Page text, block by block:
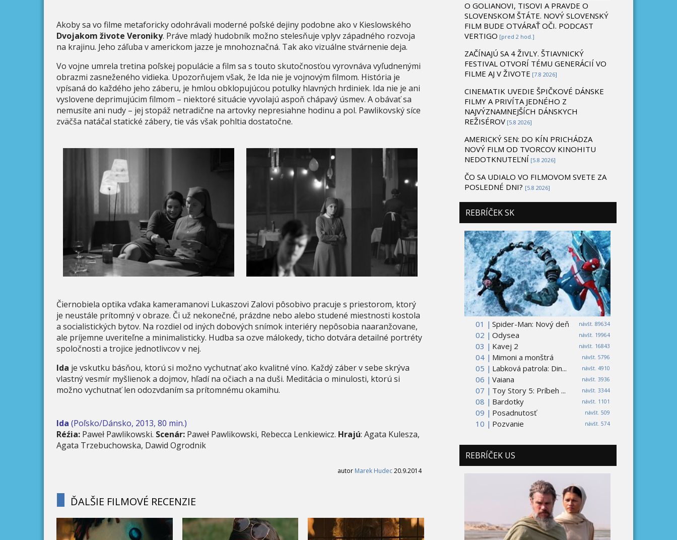
Akoby sa vo filme metaforicky odohrávali moderné poľské dejiny podobne ako v Kieslowského
Dvojakom živote Veroniky. Práve mladý hudobník možno stelesňuje vplyv západného rozvoja
na krajinu. Jeho záľuba v americkom jazze je mnohoznačná. Tak ako vizuálne stvárnenie deja.
Vo vojne umrela tretina poľskej populácie a film sa s touto skutočnosťou vyrovnáva vyľudnenými
obrazmi zasneženého vidieka. Upozorňujem však, že Ida nie je vojnovým filmom. História je
vpísaná do každého jeho záberu, je hmlou obklopujúcou potulky hlavných hrdiniek. Ida nie je ani
vyslovene deprimujúcim filmom – niektoré situácie vyvolajú aspoň chápavý úsmev. A obávať sa
nemusíte ani nudy – jej stopáž netradične na artovky nepresiahne hodinu a pol. Pawlikovský síce
zväčša natáčal statické zábery, tie vás však pohltia dostatočne.
Čiernobiela optika vďaka kameramanovi Lukaszovi Zalovi pôsobivo pracuje s priestorom, ktorý
je neustále prítomný v obraze. Či už nekonečné, prázdne nebo alebo studené miestnosti kostola
a socialistických bytov. Na rozdiel od iných dobových snímok interiéry nepôsobia naaranžovane,
ale príjemne uveriteľne a minimalisticky. Hudba sa ozve málokedy, ticho dotvára detailné portréty
spoločnosti a trojice jednotlivcov v nej.
Ida je vskutku básňou, ktorú si možno vychutnať ako kvalitné víno. Každý záber v sebe skrýva
vlastný vesmír myšlienok a dojmov, hľadí na očiach a na duši. Meditácia o minulosti, ktorú si
možno vychutnať len odozvdaním sa prítomnému okamihu.
Ida (Poľsko/Dánsko, 2013, 80 min.)
Réźia: Paweł Pawlikowski. Scenár: Paweł Pawlikowski, Rebecca Lenkiewicz. Hrajú: Agata Kulesza,
Agata Trzebuchowska, Dawid Ogrodnik
autor Marek Hudec20.9.2014
ĎALŠIE FILMOVÉ RECENZIE
O GOLIANOVI, TISOVI A PRAVDE O
SLOVENSKOM ŠTÁTE. NOVÝ SLOVENSKÝ
FILM BUDE OTVÁRAŤ OČI. PODCAST
VERTIGO [pred 2 hod.]
ZAČÍNAJÚ SA 4 ŽIVLY. ŠTIAVNICKÝ
FESTIVAL OTVORÍ TÉMU GENERÁCIÍ VO
FILME AJ V ŽIVOTE [7.8 2026]
CINEMATIK UVEDIE ŠPIČKOVÉ DÁNSKE
FILMY A PRIVÍTA JEDNÉHO Z
NAJVÝZNAMNEJŠÍCH DÁNSKYCH
REŽISÉROV [5.8 2026]
AMERICKÝ SEN: DO KÍN PRICHÁDZA
NOVÝ FILM OD TVORCOV KINOHITU
NEDOTKNUTEĽNÍ [5.8 2026]
ČO SA UDIALO VO FILMOVOM SVETE ZA
POSLEDNÉ DNI? [5.8 2026]
REBRÍČEK SK
01 | návšt. 89634
Spider-Man: Nový deň
02 |
návšt. 19964
Odysea
03 |
návšt. 16843
Kavej 2
04 |
návšt. 5796
Mimoni a monštrá
05 |
návšt. 4910
Labková patrola: Din...
06 |
návšt. 3936
Vaiana
07 |
návšt. 3344
Toy Story 5: Príbeh ...
08 |
návšt. 1101
Bardotky
09 |
návšt. 509
Posadnutosť
10 |
návšt. 574
Pozvanie
REBRÍČEK US